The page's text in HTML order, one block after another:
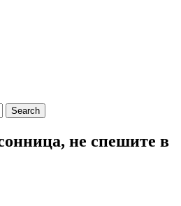
не спешите в